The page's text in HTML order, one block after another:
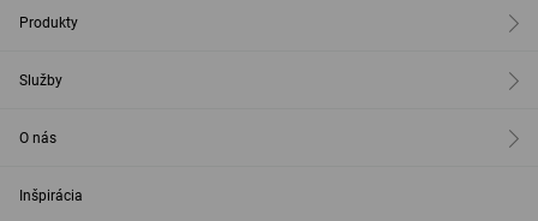
Produkty
Služby
O nás
Inšpirácia